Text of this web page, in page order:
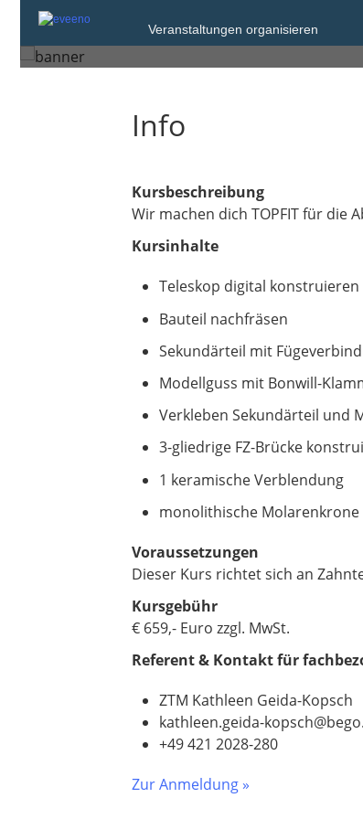
Veranstaltungen organisieren
28359 Bremen
Info
Kursbeschreibung
Wir machen dich TOPFIT für die
Kursinhalte
Teleskop digital konstruieren
Bauteil nachfräsen
Sekundärteil mit
Modellguss mit Bonwill-
Verkleben Sekundärteil und
3-gliedrige FZ-Brücke
1 keramische Verblendung
monolithische
Voraussetzungen
Dieser Kurs richtet sich an
Kursgebühr
€ 659,- Euro zzgl. MwSt.
Referent & Kontakt für
ZTM Kathleen Geida-Kopsch
kathleen.geida-
+49 421 2028-280
Zur Anmeldung »